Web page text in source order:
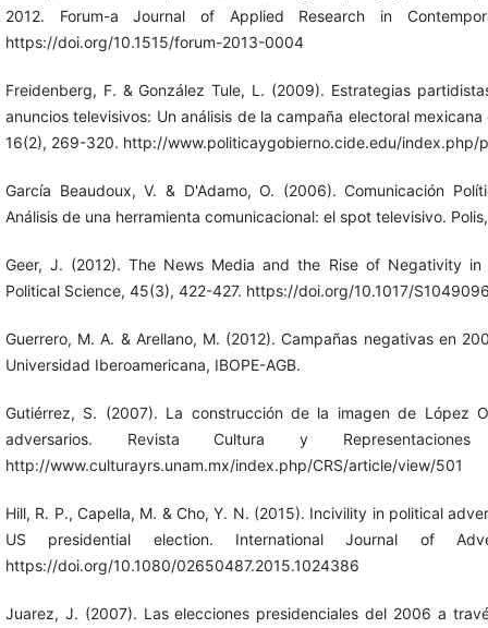
2012. Forum-a Journal of Applied Research in
https://doi.org/10.1515/forum-2013-0004
Freidenberg, F. & González Tule, L. (2009). Estrategias
anuncios televisivos: Un análisis de la campaña electoral
16(2), 269-320. http://www.politicaygobierno.cide.edu/
García Beaudoux, V. & D'Adamo, O. (2006). Comunicación
Análisis de una herramienta comunicacional: el spot televisivo.
Geer, J. (2012). The News Media and the Rise of Negativity in
Political Science, 45(3), 422-427. https://doi.org/10.1017/
Guerrero, M. A. & Arellano, M. (2012). Campañas negativas en
Universidad Iberoamericana, IBOPE-AGB.
Gutiérrez, S. (2007). La construcción de la imagen de López
adversarios. Revista Cultura y
http://www.culturayrs.unam.mx/index.php/CRS/article/view/501
Hill, R. P., Capella, M. & Cho, Y. N. (2015). Incivility in political
US presidential election. International Journal of
https://doi.org/10.1080/02650487.2015.1024386
Juarez, J. (2007). Las elecciones presidenciales del 2006 a